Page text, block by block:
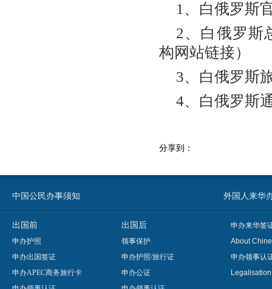
1、白俄罗斯
2、白俄罗斯
构网站链接）
3、白俄罗斯
4、白俄罗斯
分享到：
中国公民办事须知 外国人来华
出国前
申办护照
申办出国签证
申办APEC商务旅行卡
出国后
领事保护
申办护照/旅行证
申办公证
申办来华签
About
申办领事认